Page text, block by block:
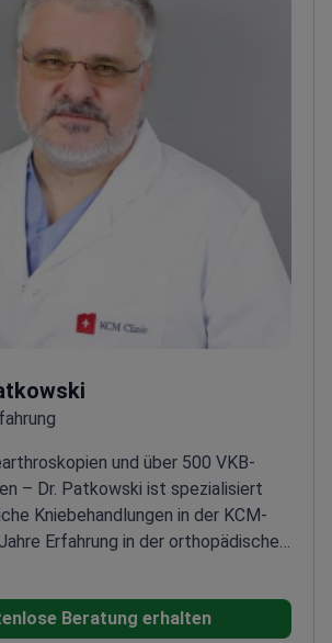
und über 500 VKB-
– Dr. Patkowski ist spezialisiert
Kniebehandlungen in der KCM-
Erfahrung in der orthopädischen
und VKB-RekonstruktionMitglied
of Sports Surgery and Knee
Beratung erhalten